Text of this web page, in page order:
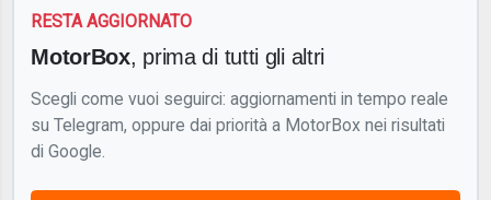
RESTA AGGIORNATO
MotorBox, prima di tutti gli altri
Scegli come vuoi seguirci: aggiornamenti in tempo reale
su Telegram, oppure dai priorità a MotorBox nei risultati
di Google.